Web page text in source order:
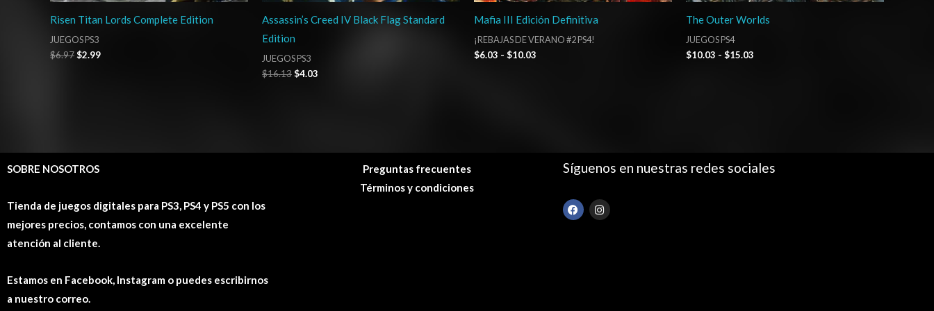
Risen Titan Lords Complete Edition
JUEGOS PS3
$6.97$2.99
Assassin’s Creed IV Black Flag Standard
Edition
JUEGOS PS3
$16.13$4.03
Mafia III Edición Definitiva
¡REBAJAS DE VERANO #2 PS4!
$6.03 - $10.03
The Outer Worlds
JUEGOS PS4
$10.03 - $15.03
SOBRE NOSOTROS
Tienda de juegos digitales para PS3, PS4 y PS5 con los
mejores precios, contamos con una excelente
atención al cliente.
Estamos en Facebook, Instagram o puedes escribirnos
a nuestro correo.
Preguntas frecuentes
Términos y condiciones
Síguenos en nuestras redes sociales
F
a
c
I
n
s